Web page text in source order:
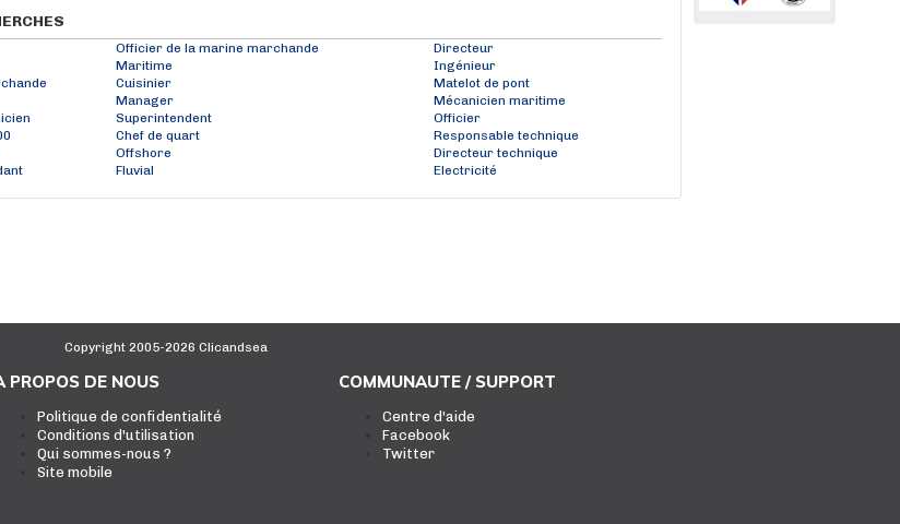
Officier de la marine marchande
Directeur
Maritime
Ingénieur
Cuisinier
Matelot de pont
Manager
Mécanicien maritime
Superintendent
Officier
Chef de quart
Responsable technique
Offshore
Directeur technique
Fluvial Electricité
Copyright 2005-2026 Clicandsea
PROPOS DE NOUS
Politique de confidentialité
Conditions d'utilisation
Qui sommes-nous ?
Site mobile
COMMUNAUTE / SUPPORT
Centre d'aide
Facebook
Twitter